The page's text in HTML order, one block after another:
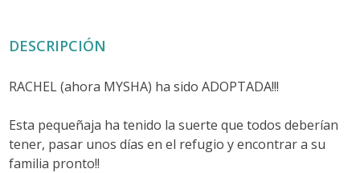
DESCRIPCIÓN
RACHEL (ahora MYSHA) ha sido ADOPTADA!!!
Esta pequeñaja ha tenido la suerte que todos deberían
tener, pasar unos días en el refugio y encontrar a su
familia pronto!!